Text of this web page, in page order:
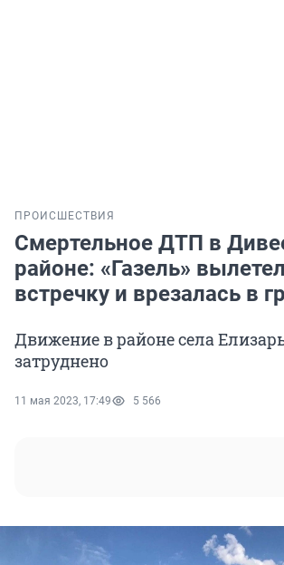
ПРОИСШЕСТВИЯ
Смертельное ДТП в
районе: «Газель»
встречку и врезалась в
Движение в районе села
затруднено
11 мая 2023, 17:49 5 566